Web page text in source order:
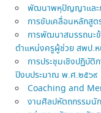
พัฒนาพหุปัญญาและก
การขับเคลื่อนหลักสู
การพัฒนาสมรรถนะ
ตำแหน่งครูผู้ช่วย สพป.
การประชุมเชิงปฏิบัติ
ปีงบประมาณ พ.ศ.๒๕๖๙
Coaching and
งานศิลปหัตถกรรมนั